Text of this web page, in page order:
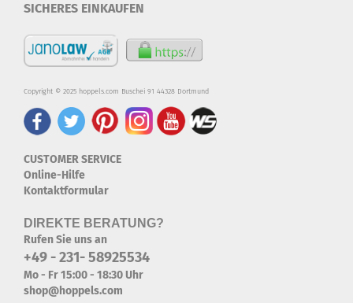
SICHERES EINKAUFEN
Copyright © 2025 hoppels.com Buschei 91 44328 Dortmund
CUSTOMER SERVICE
Online-Hilfe
Kontaktformular
DIREKTE BERATUNG?
Rufen Sie uns an
+49 - 231- 58925534
Mo - Fr 15:00 - 18:30 Uhr
shop@hoppels.com